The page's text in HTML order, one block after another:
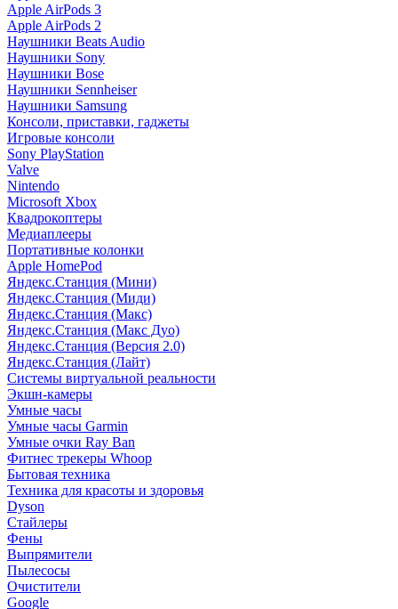
Apple AirPods 3
Apple AirPods 2
Наушники Beats Audio
Наушники Sony
Наушники Bose
Наушники Sennheiser
Наушники Samsung
Консоли, приставки, гаджеты
Игровые консоли
Sony PlayStation
Valve
Nintendo
Microsoft Xbox
Квадрокоптеры
Медиаплееры
Портативные колонки
Apple HomePod
Яндекс.Станция (Мини)
Яндекс.Станция (Миди)
Яндекс.Станция (Макс)
Яндекс.Станция (Макс Дуо)
Яндекс.Станция (Версия 2.0)
Яндекс.Станция (Лайт)
Системы виртуальной реальности
Экшн-камеры
Умные часы
Умные часы Garmin
Умные очки Ray Ban
Фитнес трекеры Whoop
Бытовая техника
Техника для красоты и здоровья
Dyson
Стайлеры
Фены
Выпрямители
Пылесосы
Очистители
Google